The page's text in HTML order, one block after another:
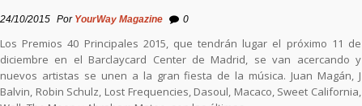
24/10/2015 Por YourWay Magazine 0
Los Premios 40 Principales 2015, que tendrán lugar el próximo 11 de
diciembre en el Barclaycard Center de Madrid, se van acercando y
nuevos artistas se unen a la gran fiesta de la música. Juan Magán, J
Balvin, Robin Schulz, Lost Frequencies, Dasoul, Macaco, Sweet California,